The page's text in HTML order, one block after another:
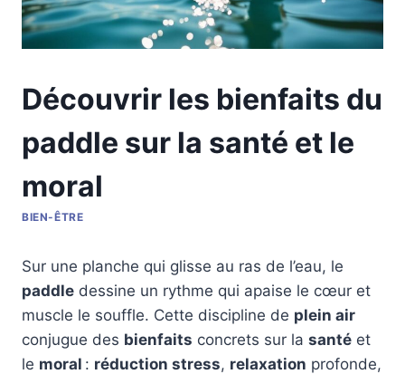
Découvrir les bienfaits du
paddle sur la santé et le
moral
BIEN-ÊTRE
Sur une planche qui glisse au ras de l’eau, le
paddle dessine un rythme qui apaise le cœur et
muscle le souffle. Cette discipline de plein air
conjugue des bienfaits concrets sur la santé et
le moral : réduction stress, relaxation profonde,